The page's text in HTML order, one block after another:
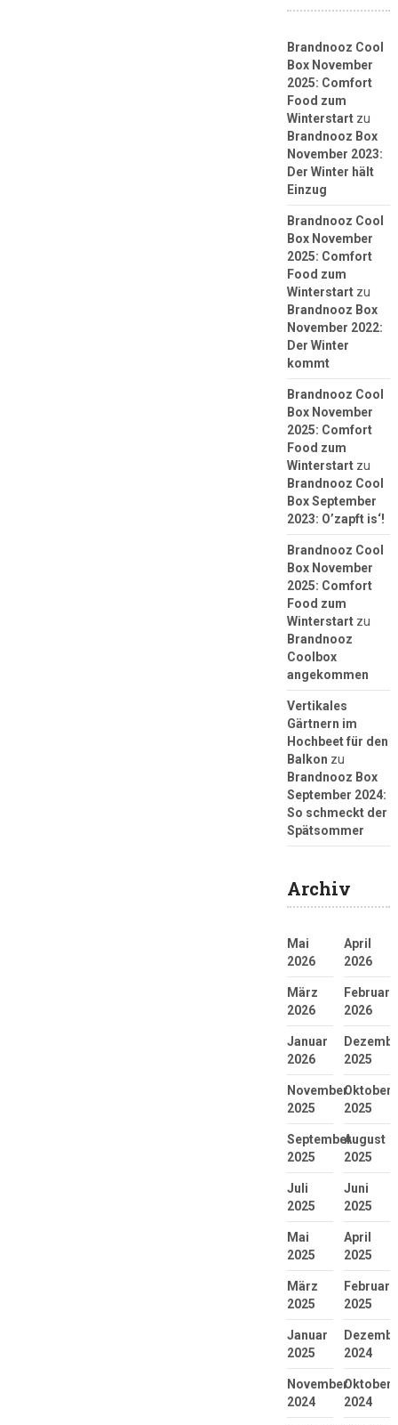
Brandnooz Cool
Box November
2025: Comfort
Food zum
Winterstartzu
Brandnooz Box
November 2023:
Der Winter hält
Einzug
Brandnooz Cool
Box November
2025: Comfort
Food zum
Winterstartzu
Brandnooz Box
November 2022:
Der Winter
kommt
Brandnooz Cool
Box November
2025: Comfort
Food zum
Winterstartzu
Brandnooz Cool
Box September
2023: O’zapft is‘!
Brandnooz Cool
Box November
2025: Comfort
Food zum
Winterstartzu
Brandnooz
Coolbox
angekommen
Vertikales
Gärtnern im
Hochbeet für den
Balkon zu
Brandnooz Box
September 2024:
So schmeckt der
Spätsommer
Archiv
Mai
2026
April
2026
März
2026
Februar
2026
Januar
2026
2025
November
2025
Oktober
2025
September
2025
August
2025
Juli
2025
Juni
2025
Mai
2025
April
2025
März
2025
Februar
2025
Januar
2025
2024
November
2024
Oktober
2024